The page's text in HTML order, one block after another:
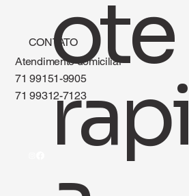
CONTATO
Atendimento domiciliar
71 99151-9905
71 99312-7123
ote
rapi